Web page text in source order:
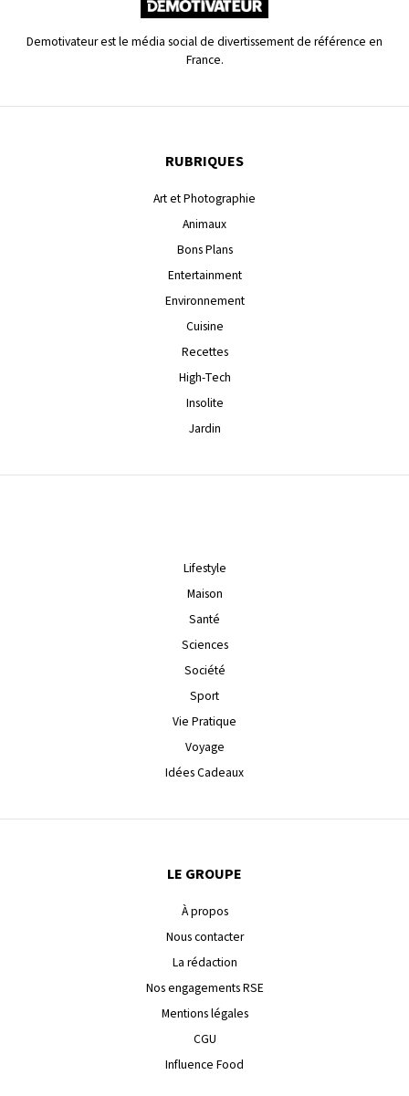
Demotivateur est le média social de divertissement de référence en
France.
RUBRIQUES
Art et Photographie
Animaux
Bons Plans
Entertainment
Environnement
Cuisine
Recettes
High-Tech
Insolite
Jardin
Lifestyle
Maison
Santé
Sciences
Société
Sport
Vie Pratique
Voyage
Idées Cadeaux
LE GROUPE
À propos
Nous contacter
La rédaction
Nos engagements RSE
Mentions légales
CGU
Influence Food